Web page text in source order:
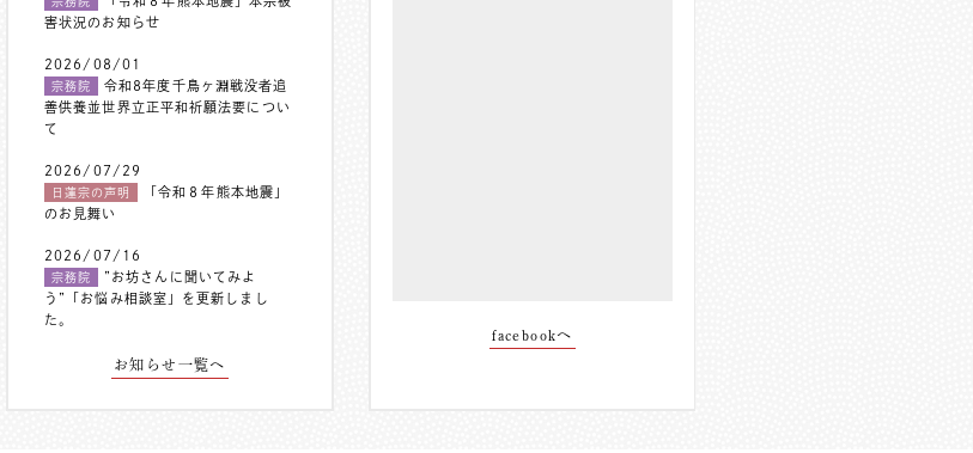
害状況のお知らせ
2026/08/01
宗務院
令和8年度千鳥ヶ淵戦没者追
善供養並世界立正平和祈願法要につい
て
2026/07/29
日蓮宗の声明
「令和８年熊本地震」
のお見舞い
2026/07/16
宗務院
”お坊さんに聞いてみよ
う”「お悩み相談室」を更新しまし
た。
お知らせ一覧へ
facebookへ